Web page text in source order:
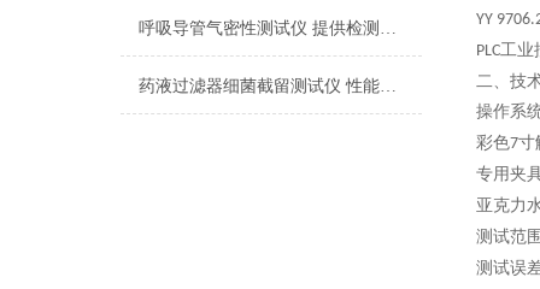
呼吸导管气密性测试仪 提供检测方案
药液过滤器细菌截留测试仪 性能稳定
YY
PLC工业
二、 技
操作系
彩色7寸
专用夹
亚克力
测试范
测试误